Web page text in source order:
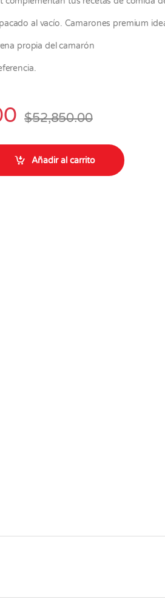
al vacío. Camarones premium
propia del camarón
$52,850.00
71/90 Crudo x 1.000 gr quantity
Añadir al carrito